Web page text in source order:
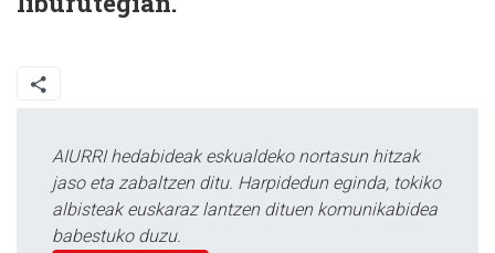
AIURRI hedabideak eskualdeko nortasun hitzak
jaso eta zabaltzen ditu. Harpidedun eginda, tokiko
albisteak euskaraz lantzen dituen komunikabidea
babestuko duzu.